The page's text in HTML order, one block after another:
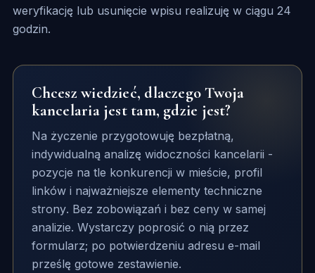
weryfikację lub usunięcie wpisu realizuję w ciągu 24
godzin.
Chcesz wiedzieć, dlaczego Twoja
kancelaria jest tam, gdzie jest?
Na życzenie przygotowuję bezpłatną,
indywidualną analizę widoczności kancelarii -
pozycje na tle konkurencji w mieście, profil
linków i najważniejsze elementy techniczne
strony. Bez zobowiązań i bez ceny w samej
analizie. Wystarczy poprosić o nią przez
formularz; po potwierdzeniu adresu e-mail
prześlę gotowe zestawienie.